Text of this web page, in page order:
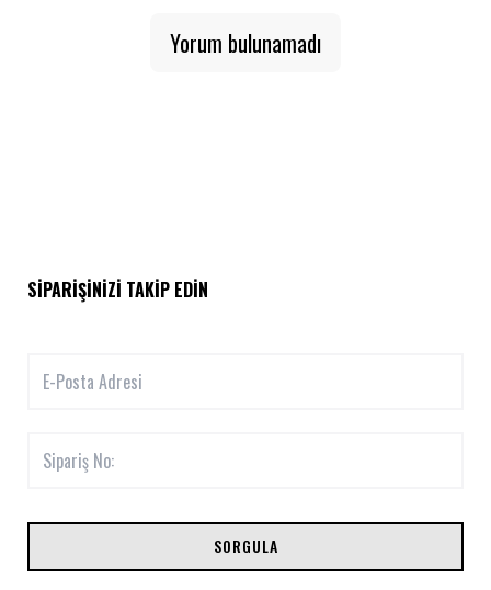
Yorum bulunamadı
SIPARIŞINIZI TAKIP EDIN
SORGULA